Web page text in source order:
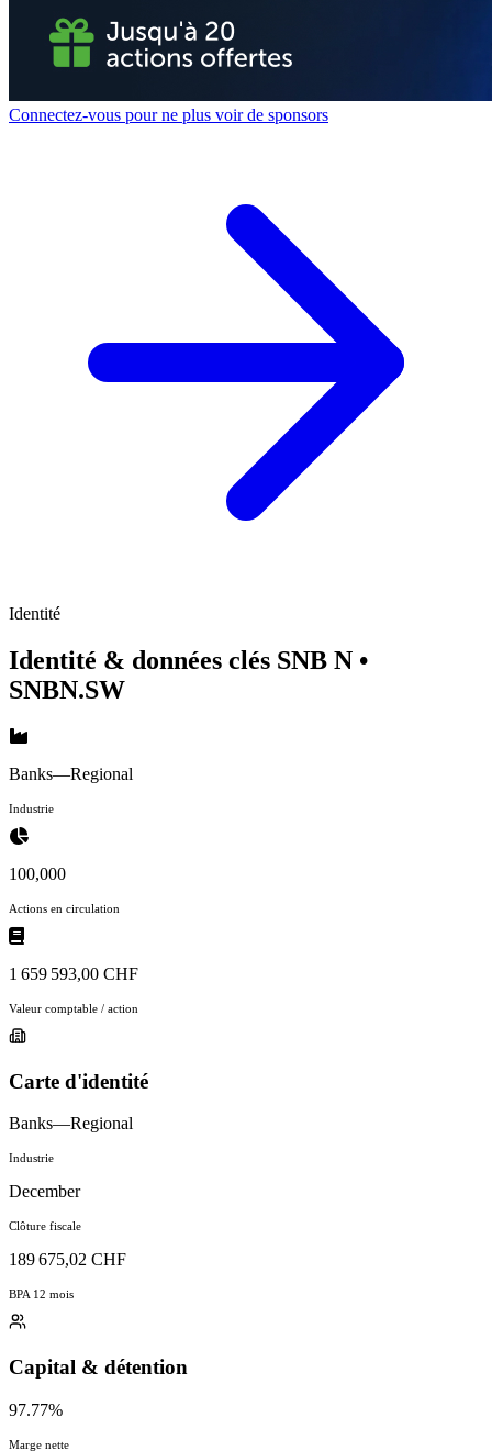
Connectez-vous pour ne plus voir de sponsors
Identité
Identité & données clés SNB N •
SNBN.SW
Banks—Regional
Industrie
100,000
Actions en circulation
1 659 593,00 CHF
Valeur comptable / action
Carte d'identité
Banks—Regional
Industrie
December
Clôture fiscale
189 675,02 CHF
BPA 12 mois
Capital & détention
97.77%
Marge nette